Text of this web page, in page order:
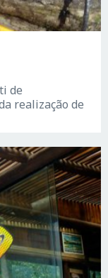
de
realização de